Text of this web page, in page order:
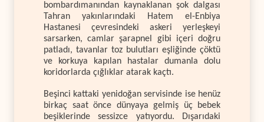
bombardımanından kaynaklanan şok dalgası
Tahran yakınlarındaki Hatem el-Enbiya
Hastanesi çevresindeki askeri yerleşkeyi
sarsarken, camlar şarapnel gibi içeri doğru
patladı, tavanlar toz bulutları eşliğinde çöktü
ve korkuya kapılan hastalar dumanla dolu
koridorlarda çığlıklar atarak kaçtı.
Beşinci kattaki yenidoğan servisinde ise henüz
birkaç saat önce dünyaya gelmiş üç bebek
beşiklerinde sessizce yatıyordu. Dışarıdaki